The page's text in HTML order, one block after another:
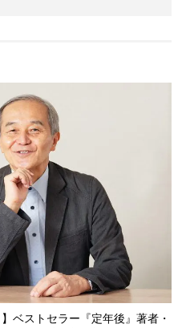
ベストセラー『定年後』著者・